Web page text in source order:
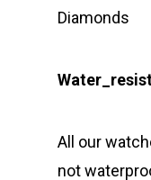
Diamonds
All our
not